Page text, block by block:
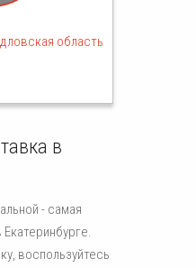
область
в
- самая
Екатеринбурге.
воспользуйтесь